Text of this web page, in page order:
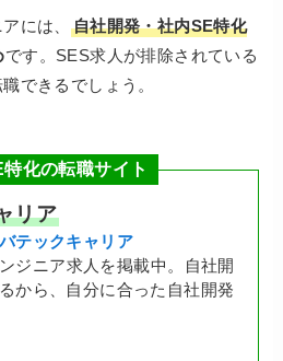
には、
自社開発・社内SE特化
です。SES求人が排除されている
できるでしょう。
化の転職サイト
リア
テックキャリア
ジニア求人を掲載中。自社開
から、自分に合った自社開発